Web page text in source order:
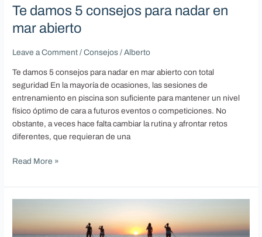
Te damos 5 consejos para nadar en
mar abierto
Leave a Comment /Consejos /Alberto
Te damos 5 consejos para nadar en mar abierto con total
seguridad En la mayoría de ocasiones, las sesiones de
entrenamiento en piscina son suficiente para mantener un nivel
físico óptimo de cara a futuros eventos o competiciones. No
obstante, a veces hace falta cambiar la rutina y afrontar retos
diferentes, que requieran de una
en
mar
abierto
Read More »
tu